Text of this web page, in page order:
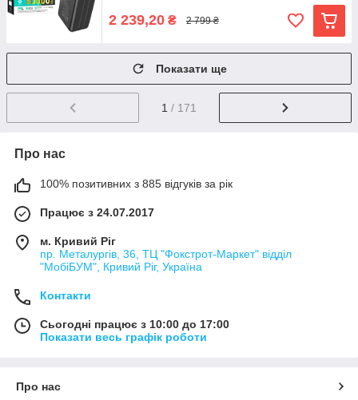
2 239,20 ₴ 2 799 ₴
Показати ще
1 / 171
Про нас
100% позитивних з 885 відгуків за рік
Працює з 24.07.2017
м. Кривий Ріг
пр. Металургів, 36, ТЦ "Фокстрот-Маркет" відділ
"МобіБУМ", Кривий Ріг, Україна
Контакти
Сьогодні працює з 10:00 до 17:00
Показати весь графік роботи
Про нас